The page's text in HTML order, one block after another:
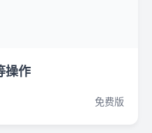
操作
免费版